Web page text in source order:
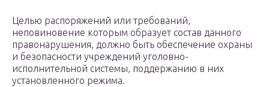
Целью распоряжений или требований,
неповиновение которым образует состав данного
правонарушения, должно быть обеспечение охраны
и безопасности учреждений уголовно-
исполнительной системы, поддержанию в них
установленного режима.